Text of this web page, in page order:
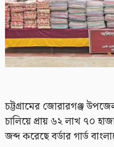
চট্টগ্রামের জোরারগঞ্জ
চালিয়ে প্রায় ৬২ লাখ ৭০
জব্দ করেছে বর্ডার গার্ড